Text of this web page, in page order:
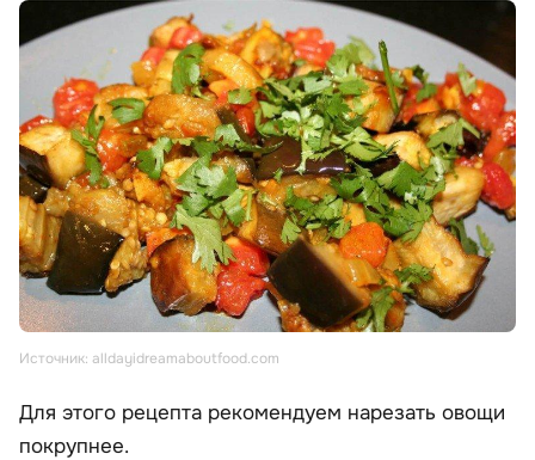
Источник: alldayidreamaboutfood.com
Для этого рецепта рекомендуем нарезать овощи
покрупнее.